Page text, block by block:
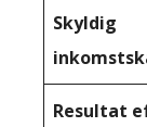
Skyldig
Resultat